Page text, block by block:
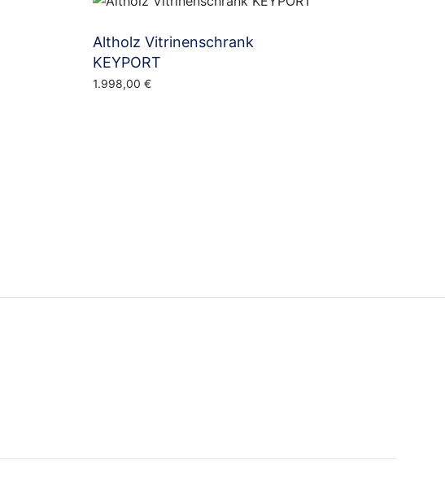
Altholz Vitrinenschrank
KEYPORT
1.998,00 €